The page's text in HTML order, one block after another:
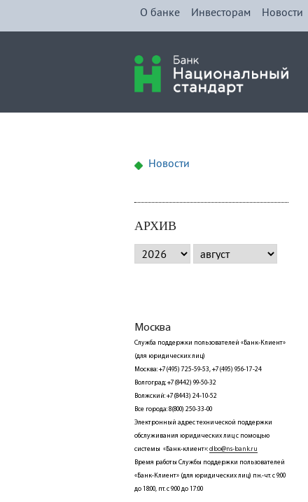
О банке Инвесторам Новости
Новости
АРХИВ
Москва
Служба поддержки пользователей «Банк-Клиент»
(для юридических лиц)
Москва: +7(495) 725-59-53, +7(495) 956-17-24
Волгоград: +7(8442) 99-50-32
Волжский: +7(8443) 24-10-52
Все города: 8(800) 250-33-00
Электронный адрес технической поддержки
обслуживания юридических лиц с помощью
системы «Банк-клиент»:dbo@ns-bank.ru
Время работы Службы поддержки пользователей
«Банк-Клиент» (для юридических лиц) пн.-чт. с 9:00
до 18:00, пт. с 9:00 до 17:00